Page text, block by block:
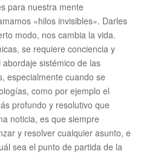
para nuestra mente
«hilos invisibles». Darles
modo, nos cambia la vida.
se requiere conciencia y
sistémico de las
especialmente cuando se
como por ejemplo el
profundo y resolutivo que
noticia, es que siempre
y resolver cualquier asunto, e
sea el punto de partida de la